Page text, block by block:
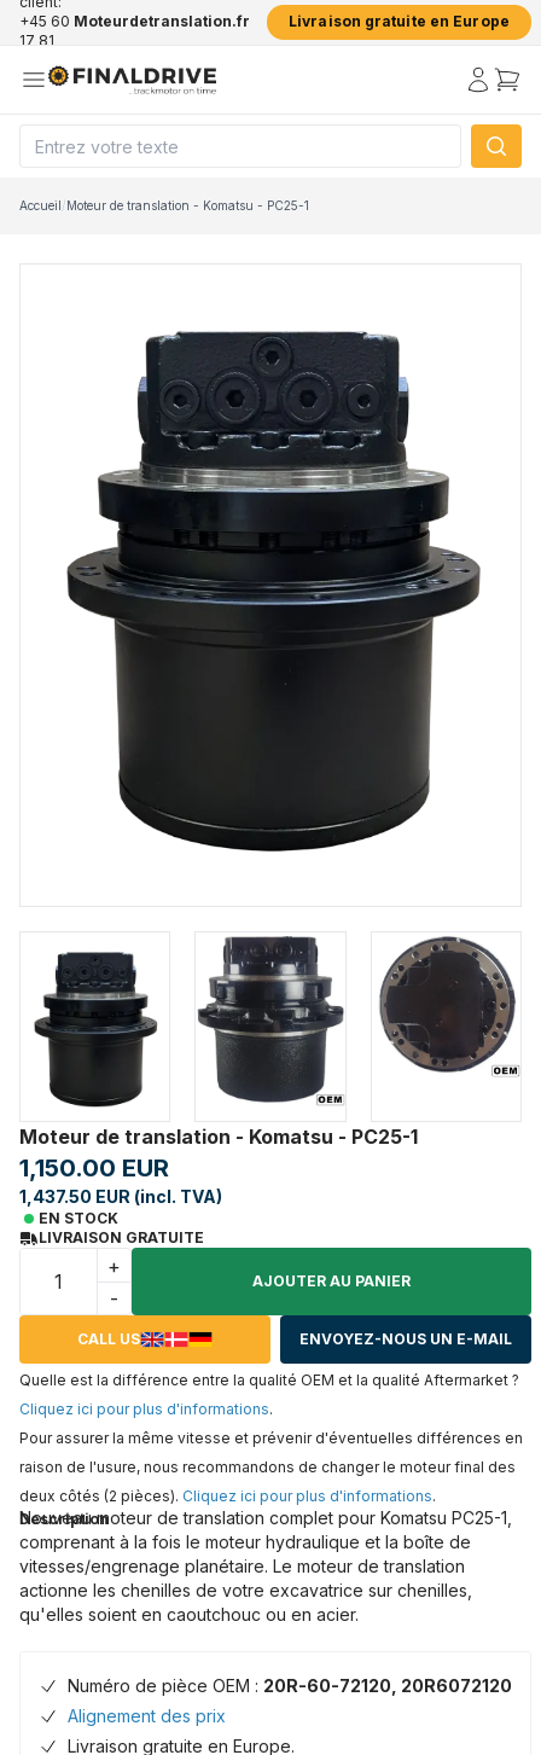
+45 60
17 81
Moteurdetranslation.fr Livraison gratuite en Europe
Accueil/Moteur de translation - Komatsu - PC25-1
Moteur de translation - Komatsu - PC25-1
1,150.00 EUR
1,437.50 EUR (incl. TVA)
EN STOCK
LIVRAISON GRATUITE
+
-
AJOUTER AU PANIER
CALL US ENVOYEZ-NOUS UN E-MAIL
Quelle est la différence entre la qualité OEM et la qualité Aftermarket ?
Cliquez ici pour plus d'informations.
Pour assurer la même vitesse et prévenir d'éventuelles différences en
raison de l'usure, nous recommandons de changer le moteur final des
deux côtés (2 pièces). Cliquez ici pour plus d'informations.
Description
Nouveau moteur de translation complet pour Komatsu PC25-1,
comprenant à la fois le moteur hydraulique et la boîte de
vitesses/engrenage planétaire. Le moteur de translation
actionne les chenilles de votre excavatrice sur chenilles,
qu'elles soient en caoutchouc ou en acier.
Numéro de pièce OEM : 20R-60-72120, 20R6072120
Alignement des prix
Livraison gratuite en Europe.